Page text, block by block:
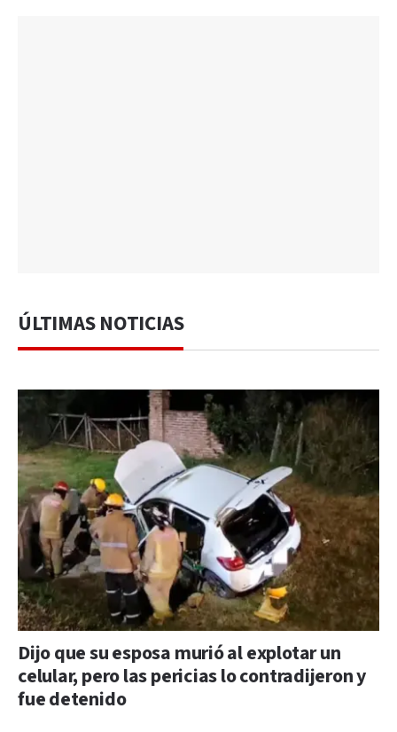
ÚLTIMAS NOTICIAS
Dijo que su esposa murió al explotar un
celular, pero las pericias lo contradijeron y
fue detenido